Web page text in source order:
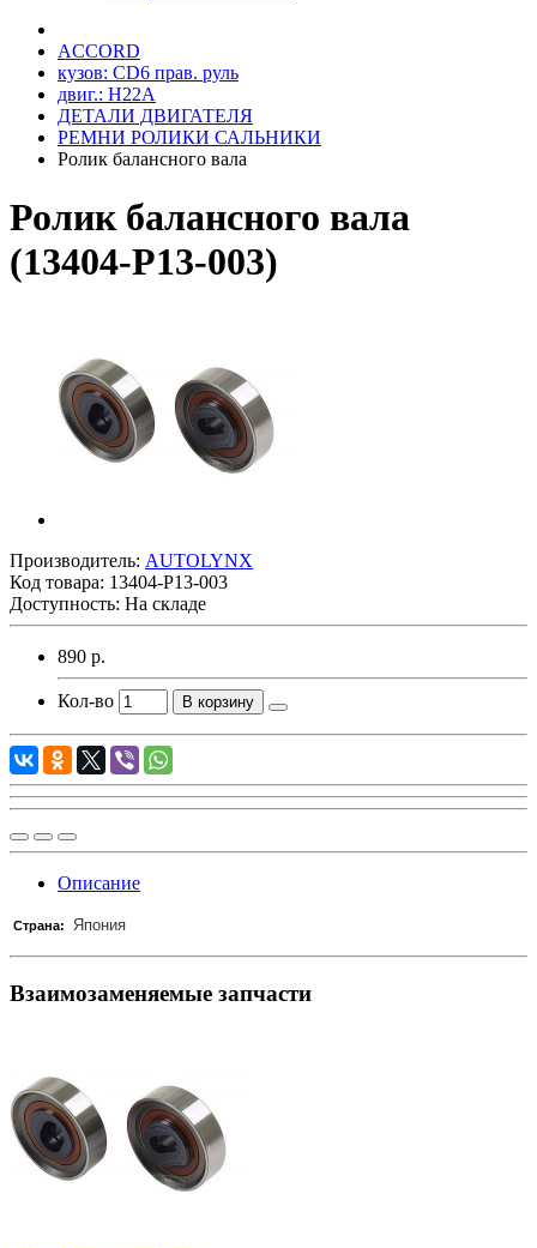
ACCORD
кузов: CD6 прав. руль
двиг.: H22A
ДЕТАЛИ ДВИГАТЕЛЯ
РЕМНИ РОЛИКИ САЛЬНИКИ
Ролик балансного вала
Ролик балансного вала
(13404-P13-003)
Производитель: AUTOLYNX
Код товара: 13404-P13-003
Доступность: На складе
890 р.
Кол-во В корзину
Описание
Страна: Япония
Взаимозаменяемые запчасти